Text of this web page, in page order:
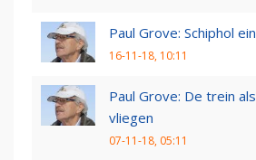
Paul Grove: Schiphol
16-11-18, 10:11
Paul Grove: De trein
vliegen
07-11-18, 05:11